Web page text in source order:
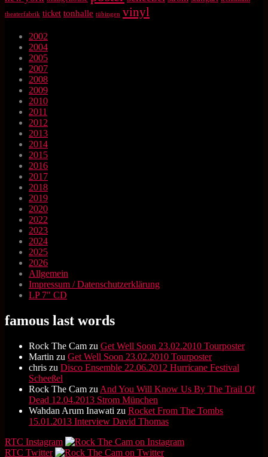
theaterfabrik ticket tonhalle tübingen vinyl
2002
2004
2005
2007
2008
2009
2010
2011
2012
2013
2014
2015
2016
2017
2018
2019
2020
2022
2023
2024
2025
2026
Allgemein
Impressum / Datenschutzerklärung
LP 7" CD
famous last words
Rock The Cam zu Get Well Soon 23.02.2010 Tourposter
Martin zu Get Well Soon 23.02.2010 Tourposter
chris zu Disco Ensemble 22.06.2012 Hurricane Festival
Scheeßel
Rock The Cam zu And You Will Know Us By The Trail Of
Dead 12.04.2013 Strom München
Wahdan Arum Inawati zu Rocket From The Tombs
15.01.2013 Interview David Thomas
RTC Instagram
RTC Twitter